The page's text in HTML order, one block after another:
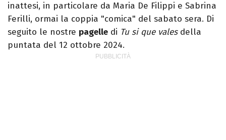
inattesi, in particolare da Maria De Filippi e Sabrina
Ferilli, ormai la coppia "comica" del sabato sera. Di
seguito le nostre pagelle di Tu si que valesdella
puntata del 12 ottobre 2024.